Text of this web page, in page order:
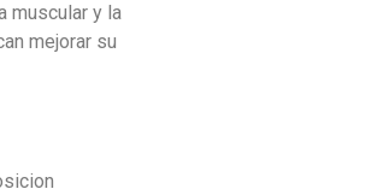
muscular y la
mejorar su